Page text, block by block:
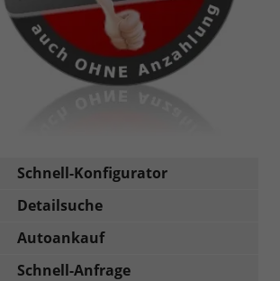
Schnell-Konfigurator
Detailsuche
Autoankauf
Schnell-Anfrage